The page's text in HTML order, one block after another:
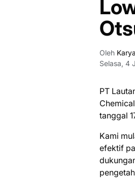
Oleh
Selasa, 4
PT
tanggal
Kami
efektif